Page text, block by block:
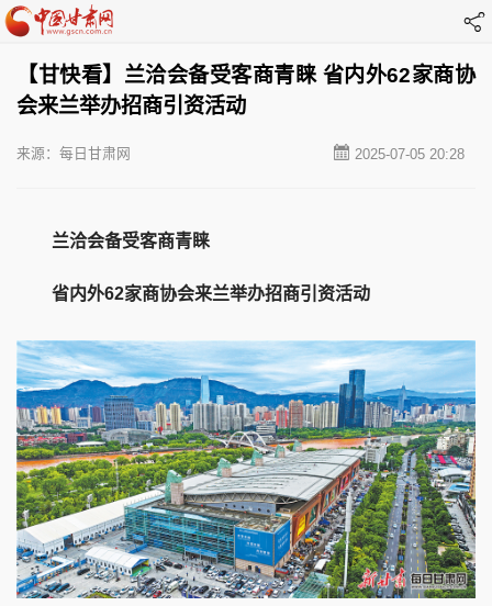
【甘快看】兰洽会备受客商青睐 省内外62家商协
会来兰举办招商引资活动
2025-07-05 20:28
来源：每日甘肃网
兰洽会备受客商青睐
省内外62家商协会来兰举办招商引资活动